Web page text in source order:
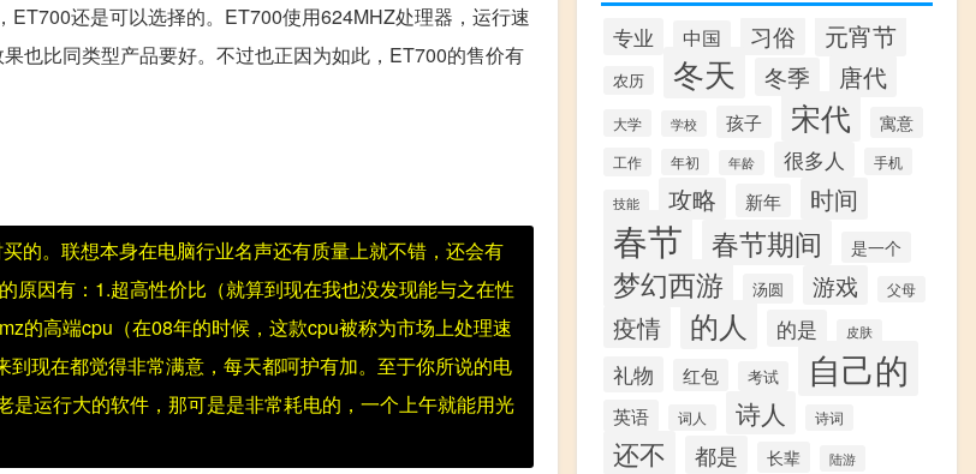
还是可以选择的。ET700使用624MHZ处理器，运行速
也比同类型产品要好。不过也正因为如此，ET700的售价有
的。联想本身在电脑行业名声还有质量上就不错，还会有
原因有：1.超高性价比（就算到现在我也没发现能与之在性
的高端cpu（在08年的时候，这款cpu被称为市场上处理速
现在都觉得非常满意，每天都呵护有加。至于你所说的电
运行大的软件，那可是是非常耗电的，一个上午就能用光
专业 中国 习俗 元宵节
农历 冬天 冬季 唐代
大学 学校 孩子 宋代 寓意
工作 年初 年龄 很多人 手机
技能 攻略 新年 时间
春节 春节期间 是一个
梦幻西游 汤圆 游戏 父母
疫情 的人 的是 皮肤
礼物 红包 考试 自己的
英语 词人 诗人 诗词
还不 都是 长辈 陆游